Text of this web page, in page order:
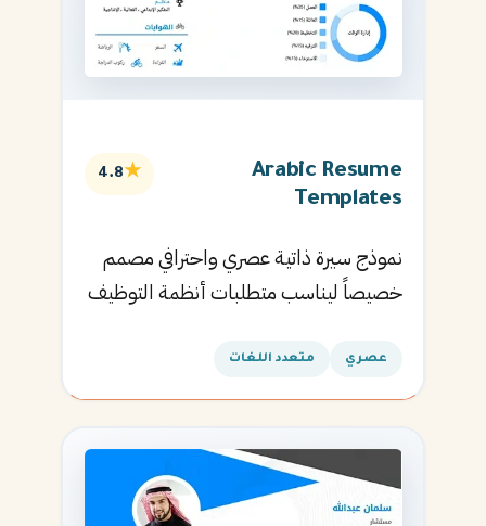
Arabic Resume
Templates
★
4.8
نموذج سيرة ذاتية عصري واحترافي مصمم
خصيصاً ليناسب متطلبات أنظمة التوظيف
القادمة.
عصري متعدد اللغات